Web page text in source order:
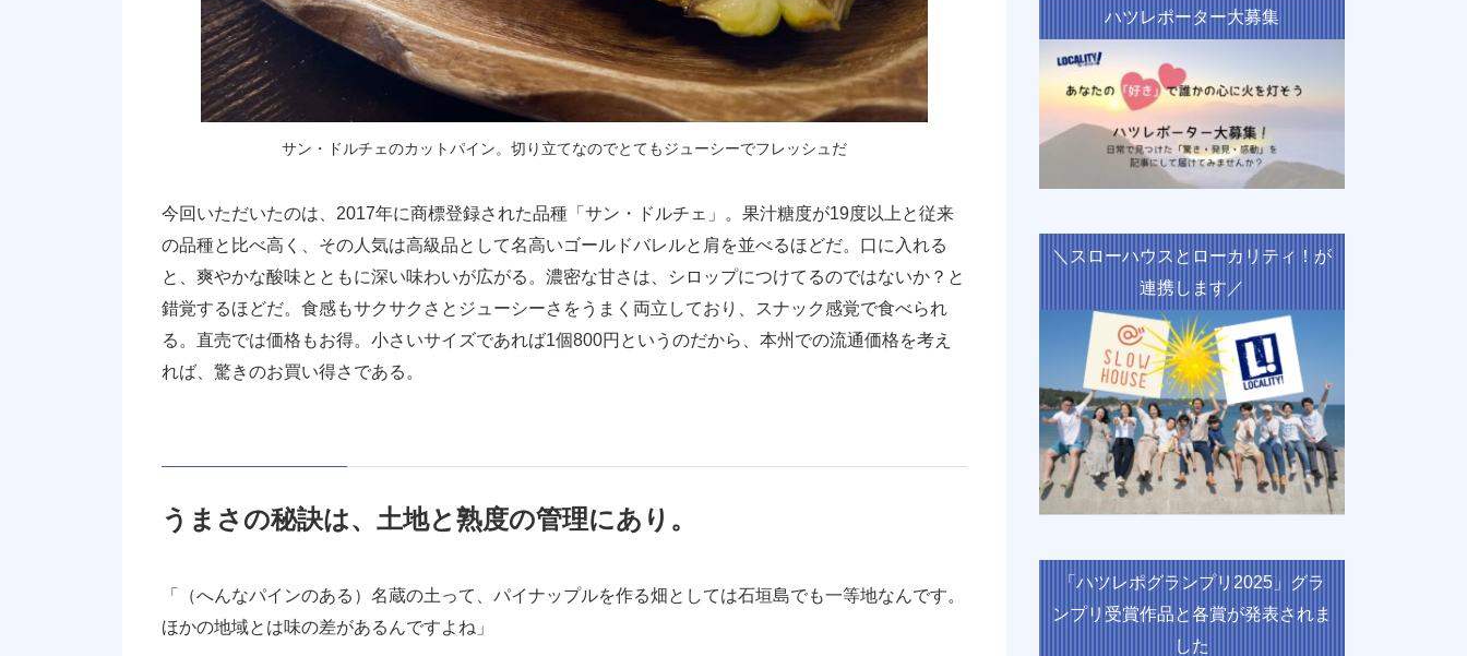
サン・ドルチェのカットパイン。切り立てなのでとてもジューシーでフレッシュだ
今回いただいたのは、2017年に商標登録された品種「サン・ドルチェ」。果汁糖度が19度以上と従来
の品種と比べ高く、その人気は高級品として名高いゴールドバレルと肩を並べるほどだ。口に入れる
と、爽やかな酸味とともに深い味わいが広がる。濃密な甘さは、シロップにつけてるのではないか？と
錯覚するほどだ。食感もサクサクさとジューシーさをうまく両立しており、スナック感覚で食べられ
る。直売では価格もお得。小さいサイズであれば1個800円というのだから、本州での流通価格を考え
れば、驚きのお買い得さである。
うまさの秘訣は、土地と熟度の管理にあり。
「（へんなパインのある）名蔵の土って、パイナップルを作る畑としては石垣島でも一等地なんです。
ほかの地域とは味の差があるんですよね」
ハツレポーター大募集
＼スローハウスとローカリティ！が
連携します／
「ハツレポグランプリ2025」グラ
ンプリ受賞作品と各賞が発表されま
した